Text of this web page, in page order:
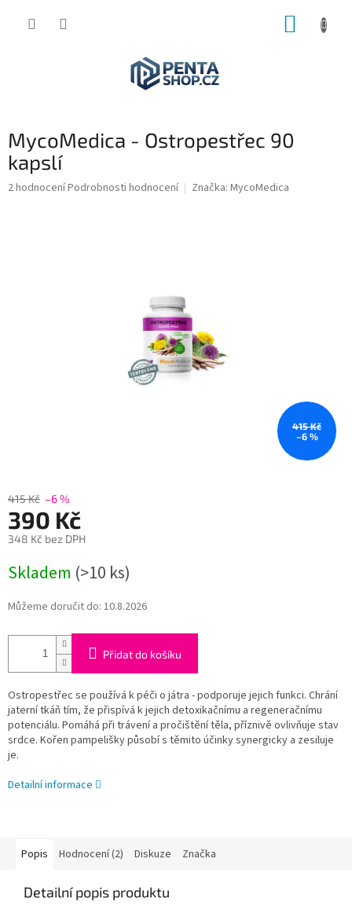
MycoMedica - Ostropestřec 90
kapslí
Průměrné
2 hodnoceníPodrobnosti hodnocení Značka: MycoMedica
415 Kč
–6 %
415 Kč –6 %
390 Kč
348 Kč bez DPH
cena:
Skladem (>10 ks)
Můžeme doručit do: 10.8.2026
Přidat do košíku
Ostropestřec se používá k péči o játra - podporuje jejich funkci. Chrání
jaterní tkáň tím, že přispívá k jejich detoxikačnímu a regeneračnímu
potenciálu. Pomáhá při trávení a pročištění těla, příznivě ovlivňuje stav
srdce. Kořen pampelišky působí s těmito účinky synergicky a zesiluje
je.
Detailní informace
Popis Hodnocení (2) Diskuze Značka
Detailní popis produktu